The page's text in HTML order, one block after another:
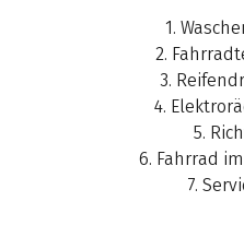
1.
2.
3.
4.
5.
6. Fahrrad
7.